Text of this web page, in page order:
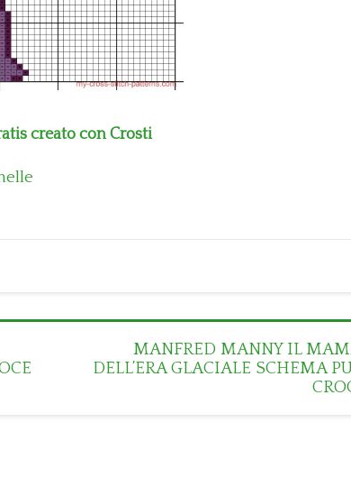
creato con Crosti
MANFRED MANNY IL
DELL’ERA GLACIALE SCHEMA